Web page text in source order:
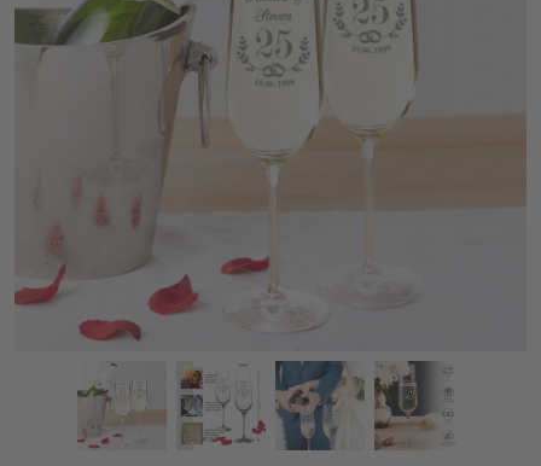
2er Set Sektgläser zur Silberhochzeit mit Gravur
Zurück